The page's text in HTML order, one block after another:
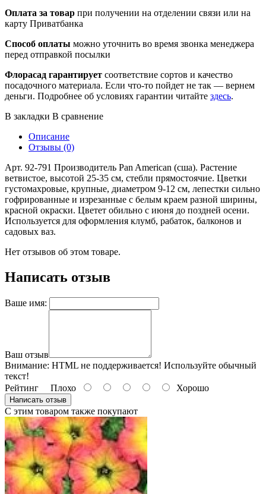
Оплата за товар при получении на отделении связи или на
карту Приватбанка
Способ оплаты можно уточнить во время звонка менеджера
перед отправкой посылки
Флорасад гарантирует соответствие сортов и качество
посадочного материала. Если что-то пойдет не так — вернем
деньги. Подробнее об условиях гарантии читайте здесь.
В закладки В сравнение
Описание
Отзывы (0)
Арт. 92-791 Производитель Pan American (сша). Растение
ветвистое, высотой 25-35 см, стебли прямостоячие. Цветки
густомахровые, крупные, диаметром 9-12 см, лепестки сильно
гофрированные и изрезанные с белым краем разной ширины,
красной окраски. Цветет обильно с июня до поздней осени.
Используется для оформления клумб, рабаток, балконов и
садовых ваз.
Нет отзывов об этом товаре.
Написать отзыв
Ваше имя:
Ваш отзыв
Внимание: HTML не поддерживается! Используйте обычный
текст!
Рейтинг Плохо Хорошо
Написать отзыв
С этим товаром также покупают